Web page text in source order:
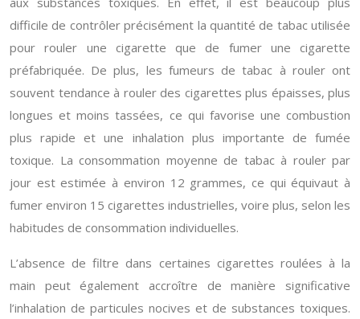
difficile de contrôler précisément la quantité de tabac utilisée
pour rouler une cigarette que de fumer une cigarette
préfabriquée. De plus, les fumeurs de tabac à rouler ont
souvent tendance à rouler des cigarettes plus épaisses, plus
longues et moins tassées, ce qui favorise une combustion
plus rapide et une inhalation plus importante de fumée
toxique. La consommation moyenne de tabac à rouler par
jour est estimée à environ 12 grammes, ce qui équivaut à
fumer environ 15 cigarettes industrielles, voire plus, selon les
habitudes de consommation individuelles.
L’absence de filtre dans certaines cigarettes roulées à la
main peut également accroître de manière significative
l’inhalation de particules nocives et de substances toxiques.